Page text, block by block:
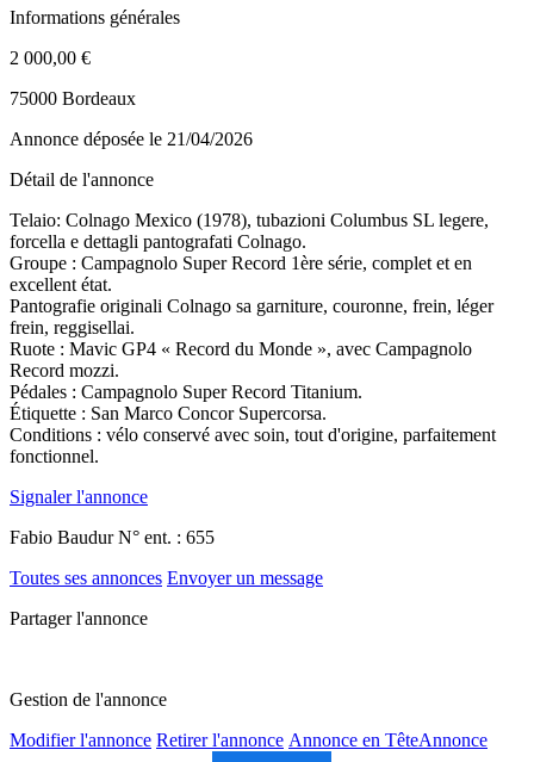
Informations générales
2 000,00 €
75000 Bordeaux
Annonce déposée le 21/04/2026
Détail de l'annonce
Telaio: Colnago Mexico (1978), tubazioni Columbus SL legere,
forcella e dettagli pantografati Colnago.
Groupe : Campagnolo Super Record 1ère série, complet et en
excellent état.
Pantografie originali Colnago sa garniture, couronne, frein, léger
frein, reggisellai.
Ruote : Mavic GP4 « Record du Monde », avec Campagnolo
Record mozzi.
Pédales : Campagnolo Super Record Titanium.
Étiquette : San Marco Concor Supercorsa.
Conditions : vélo conservé avec soin, tout d'origine, parfaitement
fonctionnel.
Signaler l'annonce
Fabio BaudurN° ent. : 655
Toutes ses annonces Envoyer un message
Partager l'annonce
Gestion de l'annonce
Modifier l'annonce Retirer l'annonce Annonce en TêteAnnonce